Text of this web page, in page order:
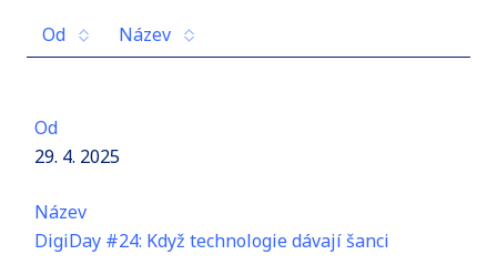
Od Název
Od
29. 4. 2025
Název
DigiDay #24: Když technologie dávají šanci